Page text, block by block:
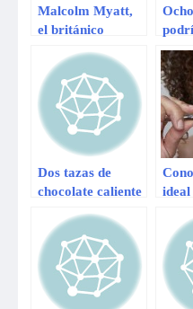
Malcolm Myatt,
el británico
sonreír de por
vida
que
Dos tazas de
chocolate caliente
el cerebro sano
ideal